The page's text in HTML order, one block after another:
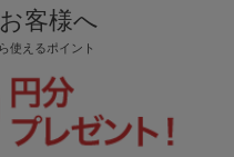
客様へ
使えるポイント